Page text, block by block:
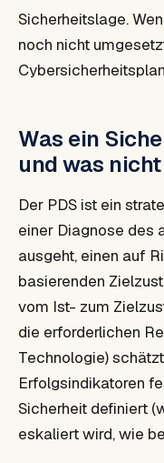
Sicherheitslage.
noch nicht
Was ein
und was nicht
Der PDS ist ein
einer Diagnose des
ausgeht, einen auf
basierenden
vom Ist- zum
die erforderlichen
Technologie)
Erfolgsindikatoren
Sicherheit definiert
eskaliert wird, wie